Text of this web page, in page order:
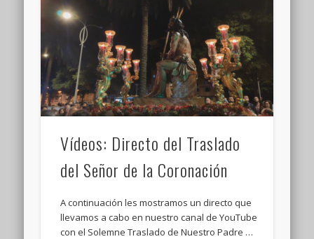
Vídeos: Directo del Traslado
del Señor de la Coronación
A continuación les mostramos un directo que
llevamos a cabo en nuestro canal de YouTube
con el Solemne Traslado de Nuestro Padre …